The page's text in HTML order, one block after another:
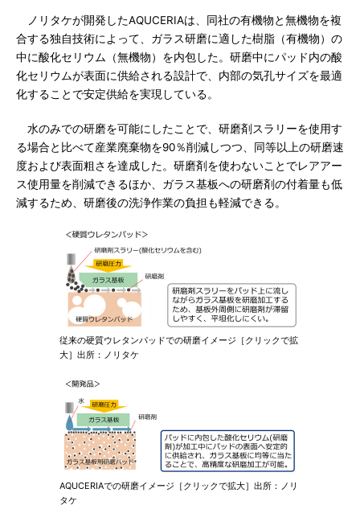
ノリタケが開発したAQUCERIAは、同社の有機物と無機物を複
合する独自技術によって、ガラス研磨に適した樹脂（有機物）の
中に酸化セリウム（無機物）を内包した。研磨中にパッド内の酸
化セリウムが表面に供給される設計で、内部の気孔サイズを最適
化することで安定供給を実現している。
水のみでの研磨を可能にしたことで、研磨剤スラリーを使用す
る場合と比べて産業廃棄物を90％削減しつつ、同等以上の研磨速
度および表面粗さを達成した。研磨剤を使わないことでレアアー
ス使用量を削減できるほか、ガラス基板への研磨剤の付着量も低
減するため、研磨後の洗浄作業の負担も軽減できる。
従来の硬質ウレタンパッドでの研磨イメージ［クリックで拡
大］出所：ノリタケ
AQUCERIAでの研磨イメージ［クリックで拡大］出所：ノリ
タケ